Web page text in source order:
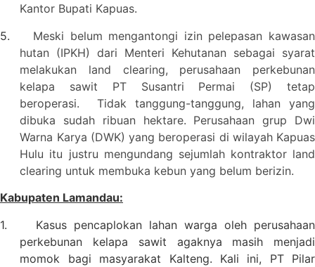
Kantor Bupati Kapuas.
5.
Meski belum mengantongi izin pelepasan kawasan
hutan (IPKH) dari Menteri Kehutanan sebagai syarat
melakukan land clearing, perusahaan perkebunan
kelapa sawit PT Susantri Permai (SP) tetap
beroperasi. Tidak tanggung-tanggung, lahan yang
dibuka sudah ribuan hektare. Perusahaan grup Dwi
Warna Karya (DWK) yang beroperasi di wilayah Kapuas
Hulu itu justru mengundang sejumlah kontraktor land
clearing untuk membuka kebun yang belum berizin.
Kabupaten Lamandau:
1.
Kasus pencaplokan lahan warga oleh perusahaan
perkebunan kelapa sawit agaknya masih menjadi
momok bagi masyarakat Kalteng. Kali ini, PT Pilar